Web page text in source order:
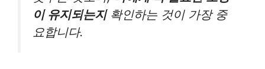
이 유지되는지확인하는 것이 가장 중
요합니다.